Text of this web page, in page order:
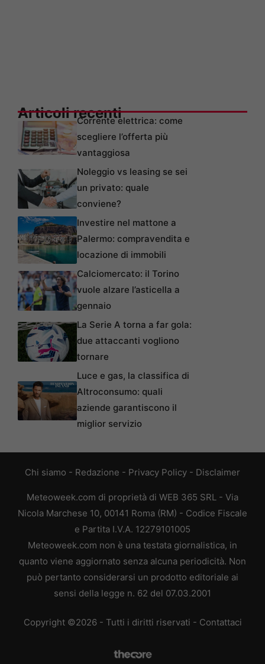
Articoli recentiCorrente elettrica: come
scegliere l’offerta più
vantaggiosa
Noleggio vs leasing se sei
un privato: quale
conviene?
Investire nel mattone a
Palermo: compravendita e
locazione di immobili
Calciomercato: il Torino
vuole alzare l’asticella a
gennaio
La Serie A torna a far gola:
due attaccanti vogliono
tornare
Luce e gas, la classifica di
Altroconsumo: quali
aziende garantiscono il
miglior servizio
Chi siamo - Redazione - Privacy Policy - Disclaimer
Meteoweek.com di proprietà di WEB 365 SRL - Via
Nicola Marchese 10, 00141 Roma (RM) - Codice Fiscale
e Partita I.V.A. 12279101005
Meteoweek.com non è una testata giornalistica, in
quanto viene aggiornato senza alcuna periodicità. Non
può pertanto considerarsi un prodotto editoriale ai
sensi della legge n. 62 del 07.03.2001
Copyright ©2026 - Tutti i diritti riservati - Contattaci